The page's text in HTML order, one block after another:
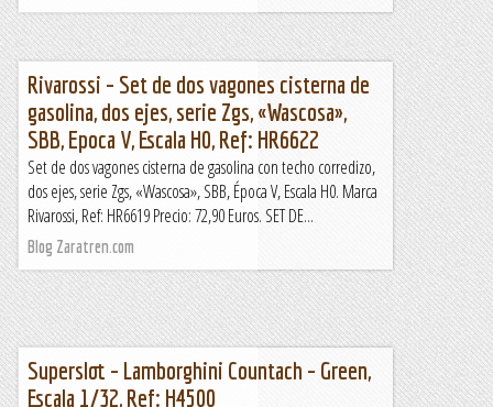
Rivarossi – Set de dos vagones cisterna de
gasolina, dos ejes, serie Zgs, «Wascosa»,
SBB, Epoca V, Escala H0, Ref: HR6622
Set de dos vagones cisterna de gasolina con techo corredizo,
dos ejes, serie Zgs, «Wascosa», SBB, Época V, Escala H0. Marca
Rivarossi, Ref: HR6619 Precio: 72,90 Euros. SET DE...
Blog Zaratren.com
Superslot – Lamborghini Countach – Green,
Escala 1/32, Ref: H4500